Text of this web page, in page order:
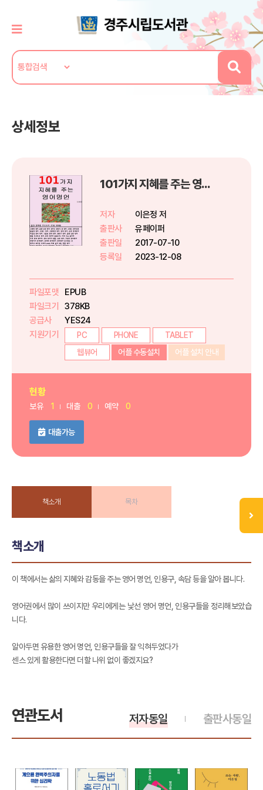
상세정보
101가지 지혜를 주는 영어명언
저자
이은정 저
출판사
유페이퍼
출판일
2017-07-10
등록일
2023-12-08
파일포맷
EPUB
파일크기
378KB
공급사
YES24
지원기기
PC PHONE
TABLET
웹뷰어
어플 수동설치 어플 설치 안내
현황
보유 1 대출 0 예약 0
대출가능
책소개 목차
책소개
이 책에서는 삶의 지혜와 감동을 주는 영어 명언, 인용구, 속담 등을 알아 봅니다.
영어권에서 많이 쓰이지만 우리에게는 낯선 영어 명언, 인용구들을 정리해보았습
니다.
알아두면 유용한 영어 명언, 인용구들을 잘 익혀두었다가
센스 있게 활용한다면 더할 나위 없이 좋겠지요?
연관도서 출판사동일
저자동일